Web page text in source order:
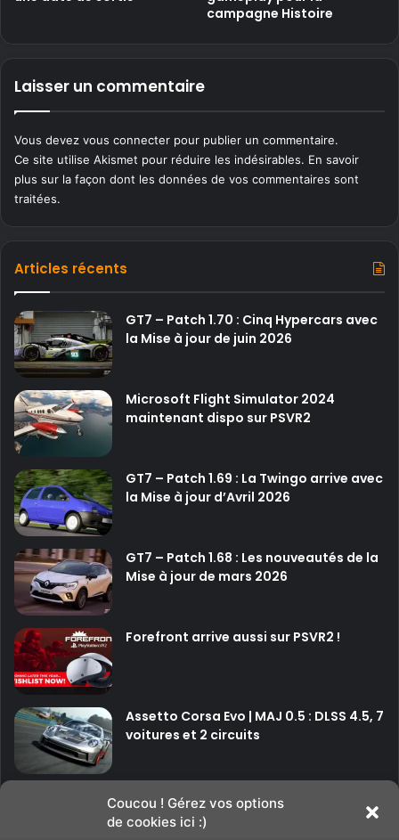
Coucou ! Gérez vos options
de cookies ici :)
campagne Histoire
Laisser un commentaire
Vous devez vous connecter pour publier un commentaire.
Ce site utilise Akismet pour réduire les indésirables. En savoir
plus sur la façon dont les données de vos commentaires sont
traitées.
Articles récents
GT7 – Patch 1.70 : Cinq Hypercars avec
la Mise à jour de juin 2026
Microsoft Flight Simulator 2024
maintenant dispo sur PSVR2
GT7 – Patch 1.69 : La Twingo arrive avec
la Mise à jour d’Avril 2026
GT7 – Patch 1.68 : Les nouveautés de la
Mise à jour de mars 2026
Forefront arrive aussi sur PSVR2 !
Assetto Corsa Evo | MAJ 0.5 : DLSS 4.5, 7
voitures et 2 circuits
P
a
P